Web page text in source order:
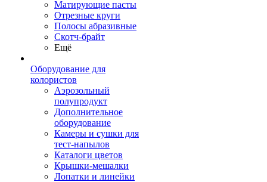
Матирующие пасты
Отрезные круги
Полосы абразивные
Скотч-брайт
Ещё
Оборудование для
колористов
Аэрозольный
полупродукт
Дополнительное
оборудование
Камеры и сушки для
тест-напылов
Каталоги цветов
Крышки-мешалки
Лопатки и линейки